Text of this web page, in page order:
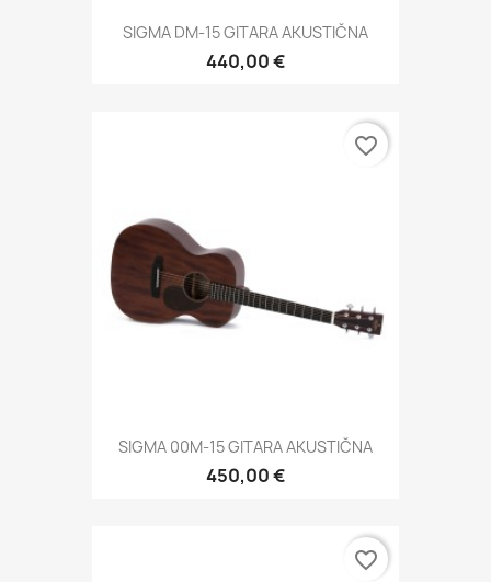
SIGMA DM-15 GITARA AKUSTIČNA
440,00 €
SIGMA 00M-15 GITARA AKUSTIČNA
450,00 €
favorite_border
favorite_border